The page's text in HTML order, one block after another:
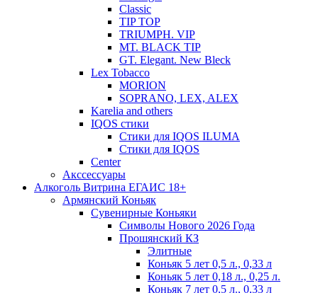
Classic
TIP TOP
TRIUMPH. VIP
MT. BLACK TIP
GT. Elegant. New Bleck
Lex Tobacco
MORION
SOPRANO, LEX, ALEX
Karelia and others
IQOS стики
Стики для IQOS ILUMA
Стики для IQOS
Сenter
Акссессуары
Алкоголь Витрина ЕГАИС 18+
Армянский Коньяк
Сувенирные Коньяки
Символы Нового 2026 Года
Прошянский КЗ
Элитные
Коньяк 5 лет 0,5 л., 0,33 л
Коньяк 5 лет 0,18 л., 0,25 л.
Коньяк 7 лет 0,5 л., 0,33 л